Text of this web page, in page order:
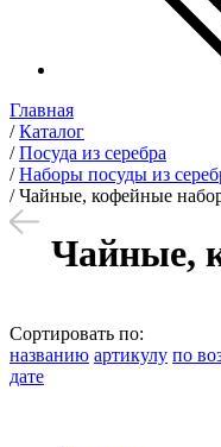
Главная
/Каталог
/Посуда из серебра
/Наборы посуды из
/Чайные, кофейные
Чайные,
Сортировать по:
названию артикулу по
дате